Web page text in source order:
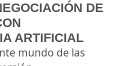
DE
ARTIFICIAL
mundo de las